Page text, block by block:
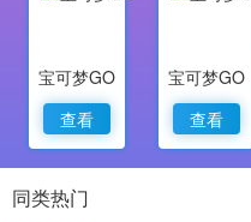
宝可梦GO
查看
宝可梦GO
查看
同类热门